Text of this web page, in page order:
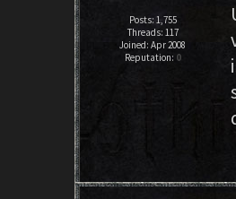
Posts: 1,755
Threads: 117
Joined: Apr 2008
Reputation: 0